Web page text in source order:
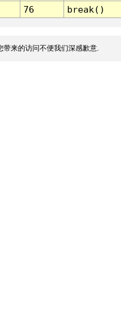
76 break()
来的访问不便我们深感歉意.